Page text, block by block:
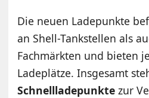
Die neuen Ladepunkte
an Shell-Tankstellen als
Fachmärkten und bieten
Ladeplätze. Insgesamt
Schnellladepunkte zur